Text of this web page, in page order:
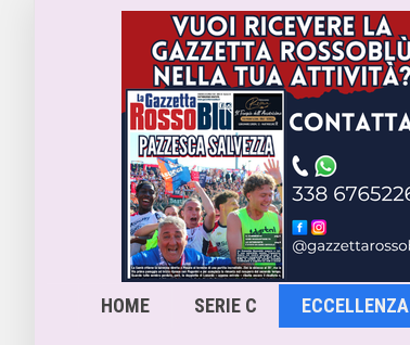
HOME SERIE C ECCELLENZA